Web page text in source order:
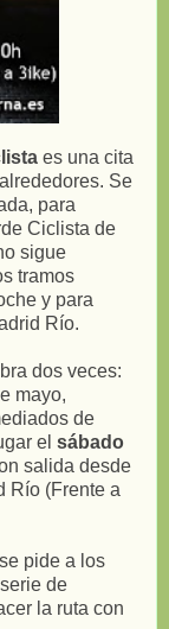
es una cita
Se
para
Ciclista de
sigue
tramos
y para
Río.
dos veces:
mayo,
de
el sábado
salida desde
Río (Frente a
pide a los
de
la ruta con